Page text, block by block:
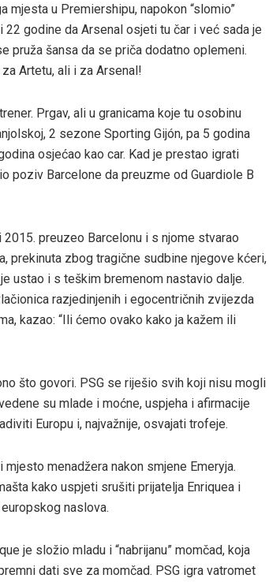
mjesta u Premiershipu, napokon “slomio”
godine da Arsenal osjeti tu čar i već sada je
pruža šansa da se priča dodatno oplemeni.
Artetu, ali i za Arsenal!
Prgav, ali u granicama koje tu osobinu
2 sezone Sporting Gijón, pa 5 godina
osjećao kao car. Kad je prestao igrati
poziv Barcelone da preuzme od Guardiole B
preuzeo Barcelonu i s njome stvarao
prekinuta zbog tragične sudbine njegove kćeri,
ustao i s teškim bremenom nastavio dalje.
razjedinjenih i egocentričnih zvijezda
kazao: “Ili ćemo ovako kako ja kažem ili
što govori. PSG se riješio svih koji nisu mogli
su mlade i moćne, uspjeha i afirmacije
Europu i, najvažnije, osvajati trofeje.
menadžera nakon smjene Emeryja.
kako uspjeti srušiti prijatelja Enriquea i
naslova.
je složio mladu i “nabrijanu” momčad, koja
dati sve za momčad. PSG igra vatromet